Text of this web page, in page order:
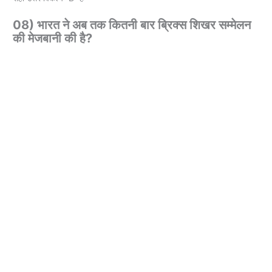
08) भारत ने अब तक कितनी बार ब्रिक्स शिखर सम्मेलन
की मेजबानी की है?